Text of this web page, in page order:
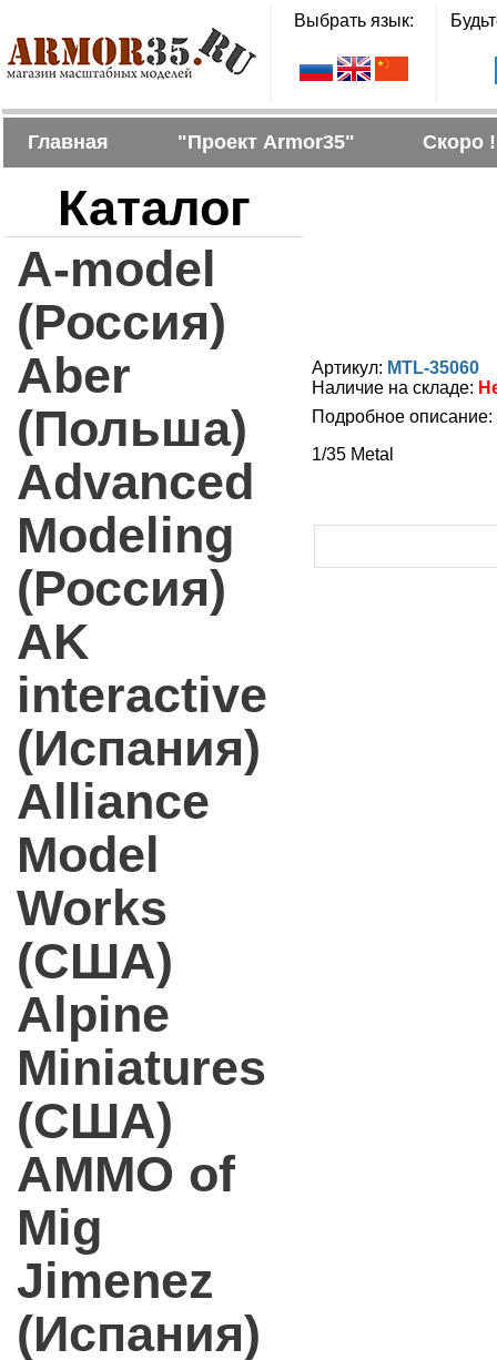
Выбрать язык:
Главная "Проект Armor35" Скоро !
Каталог
A-model
(Россия)
Aber
(Польша)
Advanced
Modeling
(Россия)
AK
interactive
(Испания)
Alliance
Model
Works
(США)
Alpine
Miniatures
(США)
AMMO of
Mig
Jimenez
(Испания)
Артикул: MTL-35060
Наличие на складе:
Подробное описание:
1/35 Metal